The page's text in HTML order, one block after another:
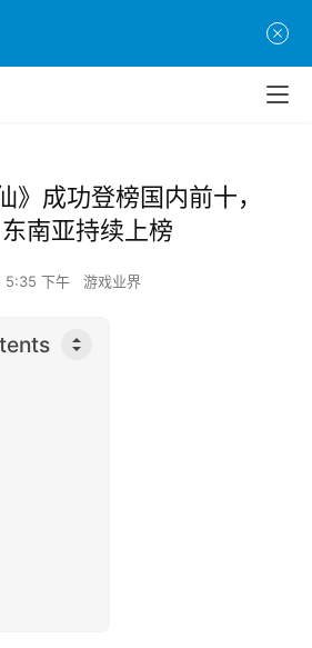
》成功登榜国内前十，
南亚持续上榜
5:35 下午 游戏业界